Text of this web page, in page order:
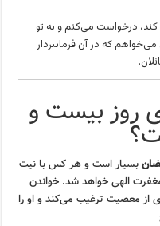
کند، درخواست می‌کنم و به تو
می‌خواهم که در آن فرمانبردار
روز بیست و
بسیار است و هر کس با نیت
الهی خواهد شد. خواندن
از معصیت ترغیب می‌کند و او را